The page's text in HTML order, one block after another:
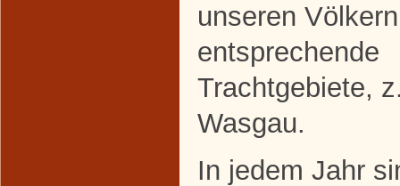
unseren
entsprechende
Trachtgebiete,
Wasgau.
In jedem Jahr